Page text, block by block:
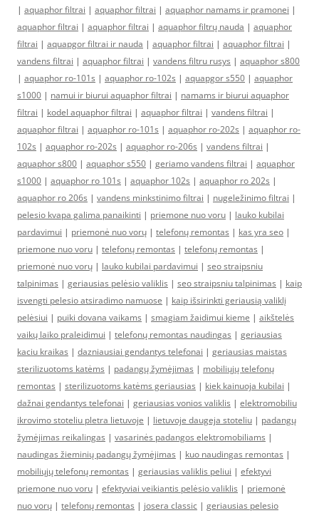
| aquaphor filtrai | aquaphor filtrai | aquaphor namams ir pramonei |
aquaphor filtrai | aquaphor filtrai | aquaphor filtrų nauda | aquaphor
filtrai | aquapgor filtrai ir nauda | aquaphor filtrai | aquaphor filtrai |
vandens filtrai | aquaphor filtrai | vandens filtru rusys | aquaphor s800
| aquaphor ro-101s | aquaphor ro-102s | aquapgor s550 | aquaphor
s1000 | namui ir biurui aquaphor filtrai | namams ir biurui aquaphor
filtrai | kodel aquaphor filtrai | aquaphor filtrai | vandens filtrai |
aquaphor filtrai | aquaphor ro-101s | aquaphor ro-202s | aquaphor ro-
102s | aquaphor ro-202s | aquaphor ro-206s | vandens filtrai |
aquaphor s800 | aquaphor s550 | geriamo vandens filtrai | aquaphor
s1000 | aquaphor ro 101s | aquaphor 102s | aquaphor ro 202s |
aquaphor ro 206s | vandens minkstinimo filtrai | nugeležinimo filtrai |
pelesio kvapa galima panaikinti | priemone nuo voru | lauko kubilai
pardavimui | priemonė nuo vorų | telefonų remontas | kas yra seo |
priemone nuo voru | telefonų remontas | telefonų remontas |
priemonė nuo vorų | lauko kubilai pardavimui | seo straipsniu
talpinimas | geriausias pelėsio valiklis | seo straipsniu talpinimas | kaip
isvengti pelesio atsiradimo namuose | kaip išsirinkti geriausią valiklį
pelėsiui | puiki dovana vaikams | smagiam žaidimui kieme | aikštelės
vaikų laiko praleidimui | telefonų remontas naudingas | geriausias
kaciu kraikas | dazniausiai gendantys telefonai | geriausias maistas
sterilizuotoms katėms | padangų žymėjimas | mobiliųjų telefonų
remontas | sterilizuotoms katėms geriausias | kiek kainuoja kubilai |
dažnai gendantys telefonai | geriausias vonios valiklis | elektromobiliu
ikrovimo stoteliu pletra lietuvoje | lietuvoje daugeja stoteliu | padangų
žymėjimas reikalingas | vasarinės padangos elektromobiliams |
naudingas žieminių padangų žymėjimas | kuo naudingas remontas |
mobiliųjų telefonų remontas | geriausias valiklis peliui | efektyvi
priemone nuo voru | efektyviai veikiantis pelėsio valiklis | priemonė
nuo vorų | telefonų remontas | josera classic | geriausias pelesio